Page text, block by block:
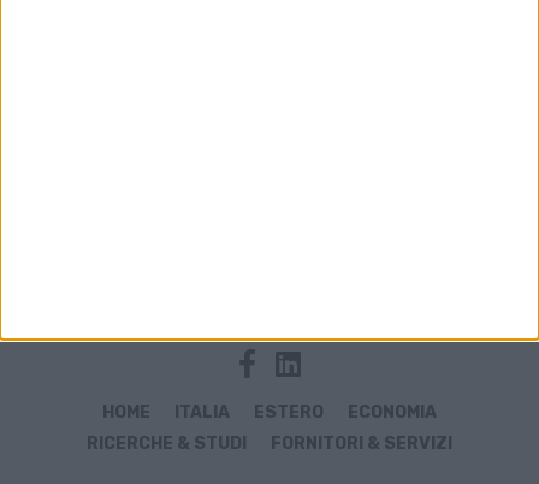
HOME ITALIA ESTERO
ECONOMIA
RICERCHE & STUDI
FORNITORI & SERVIZI